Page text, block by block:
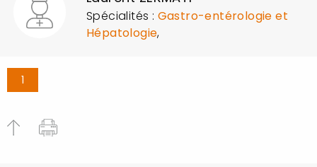
Spécialités : Gastro-entérologie et
Hépatologie,
1